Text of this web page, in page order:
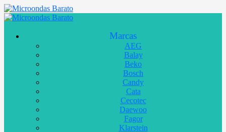
Marcas
AEG
Balay
Beko
Bosch
Candy
Cata
Cecotec
Daewoo
Fagor
Klarstein